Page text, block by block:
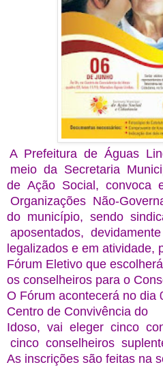
A Prefeitura de Águas
meio da Secretaria
de Ação Social, convoca
Organizações Não-
do município, sendo
aposentados, devidamente
legalizados e em atividade,
Fórum Eletivo que escolherá
os conselheiros para o
O Fórum acontecerá no dia
Centro de Convivência do
Idoso, vai eleger cinco
cinco conselheiros
As inscrições são feitas na